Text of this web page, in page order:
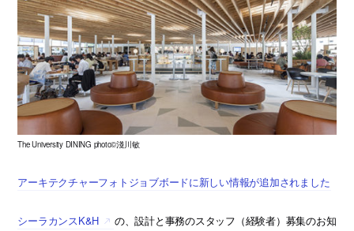
The University DINING photo©淺川敏
アーキテクチャーフォトジョブボードに新しい情報が追加されました
シーラカンスK&H
の、設計と事務のスタッフ（経験者）募集のお知